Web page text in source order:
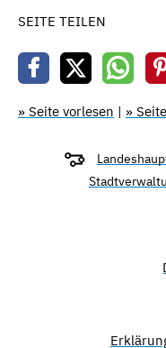
SEITE TEILEN
» Seite vorlesen | »